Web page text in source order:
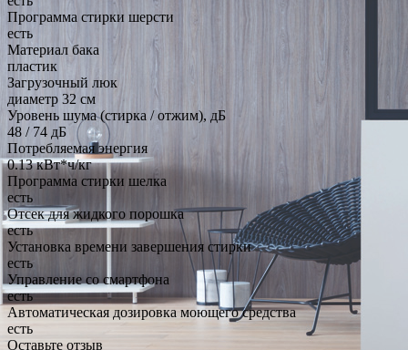
Программа стирки шерсти
есть
Материал бака
пластик
Загрузочный люк
диаметр 32 см
Уровень шума (стирка / отжим), дБ
48 / 74 дБ
Потребляемая энергия
0.13 кВт*ч/кг
Программа стирки шелка
есть
Отсек для жидкого порошка
есть
Установка времени завершения стирки
есть
Управление со смартфона
есть
Автоматическая дозировка моющего средства
есть
Оставьте отзыв